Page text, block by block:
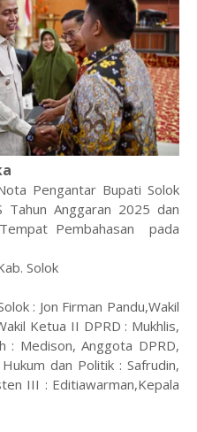
Pengantar Bupati Solok
Tahun Anggaran 2025 dan
Pembahasan pada
Solok
: Jon Firman Pandu,Wakil
Ketua II DPRD : Mukhlis,
: Medison, Anggota DPRD,
dan Politik : Safrudin,
III : Editiawarman,Kepala